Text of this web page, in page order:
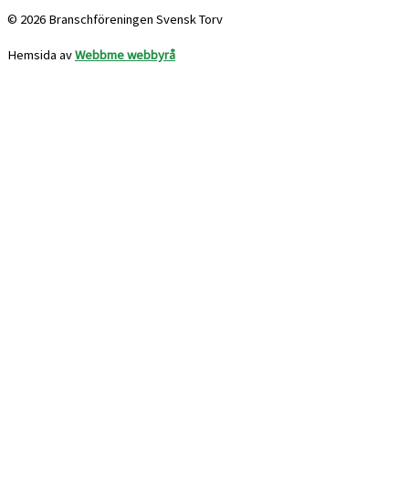
© 2026 Branschföreningen Svensk Torv
Hemsida avWebbme webbyrå